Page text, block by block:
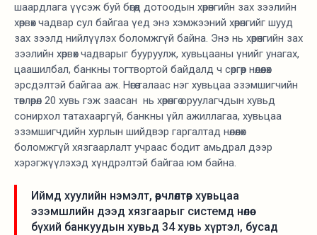
шаардлага үүсэж буй бөгөөд дотоодын хөрөнгийн зах зээлийн
хөрвөх чадвар сул байгаа үед энэ хэмжээний хөрөнгийг шууд
зах зээлд нийлүүлэх боломжгүй байна. Энэ нь хөрөнгийн зах
зээлийн хөрвөх чадварыг бууруулж, хувьцааны үнийг унагах,
цаашилбал, банкны тогтвортой байдалд ч сөргөөр нөлөөлөх
эрсдэлтэй байгаа аж. Нөгөө талаас нэг хувьцаа эзэмшигчийн
төвлөрөл 20 хувь гэж заасан нь хөрөнгө оруулагчдын хувьд
сонирхол татахааргүй, банкны үйл ажиллагаа, хувьцаа
эзэмшигчдийн хурлын шийдвэр гаргалтад нөлөөлөх
боломжгүй хязгаарлалт учраас бодит амьдрал дээр
хэрэгжүүлэхэд хүндрэлтэй байгаа юм байна.
Иймд хуулийн нэмэлт, өөрчлөлтөөр хувьцаа
эзэмшлийн дээд хязгаарыг системд нөлөө
бүхий банкуудын хувьд 34 хувь хүртэл, бусад